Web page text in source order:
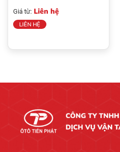
Giá từ: Liên hệ
LIÊN HỆ